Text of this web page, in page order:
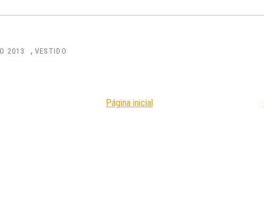
2013 , VESTIDO
Página inicial